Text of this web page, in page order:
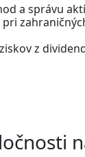
a správu
z